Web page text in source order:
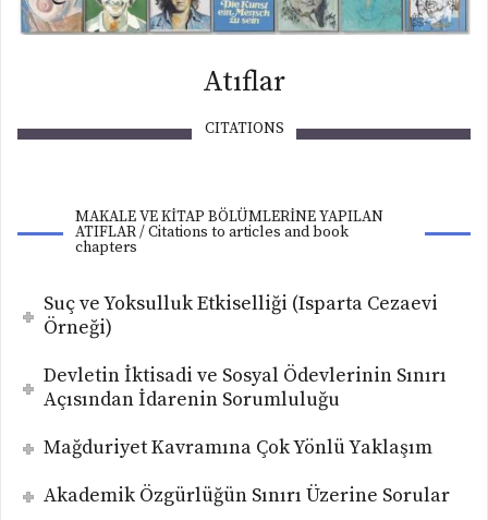
Atıflar
CITATIONS
MAKALE VE KİTAP BÖLÜMLERİNE YAPILAN
ATIFLAR / Citations to articles and book
chapters
Suç ve Yoksulluk Etkiselliği (Isparta Cezaevi
Örneği)
Devletin İktisadi ve Sosyal Ödevlerinin Sınırı
Açısından İdarenin Sorumluluğu
Mağduriyet Kavramına Çok Yönlü Yaklaşım
Akademik Özgürlüğün Sınırı Üzerine Sorular